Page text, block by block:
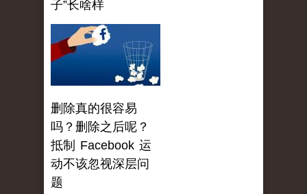
子”长啥样
删除真的很容易
吗？删除之后呢？
抵制 Facebook 运
动不该忽视深层问
题